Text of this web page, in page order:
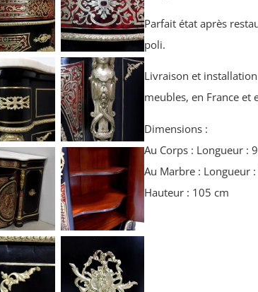
Parfait état après
poli.
Livraison et
meubles, en France et
Dimensions :
Au Corps : Longueur :
Au Marbre : Longueur
Hauteur : 105 cm